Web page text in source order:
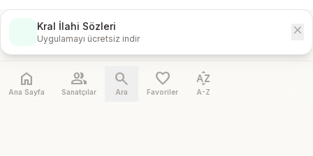
Kral İlahi Sözleri
Uygulamayı ücretsiz indir
close
home
Ana Sayfa
people
Sanatçılar
search
Ara
favorite
Favoriler
sort_by_alpha
A-Z